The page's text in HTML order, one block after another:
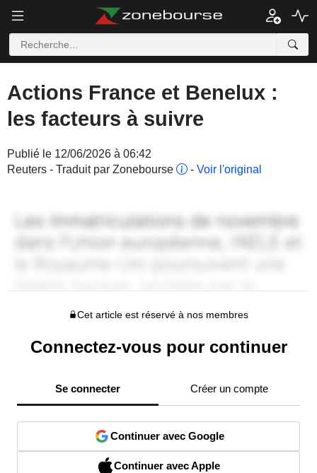
Actions France et Benelux :
les facteurs à suivre
Publié le 12/06/2026 à 06:42
Reuters - Traduit par Zonebourse
- Voir l'original
Cet article est réservé à nos membres
Connectez-vous pour continuer
Se connecter Créer un compte
Continuer avec Google
Continuer avec Apple